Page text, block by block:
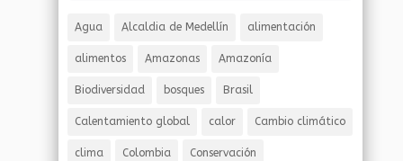
Agua Alcaldia de Medellín alimentación
alimentos Amazonas Amazonía
Biodiversidad bosques Brasil
Calentamiento global calor Cambio climático
clima Colombia Conservación